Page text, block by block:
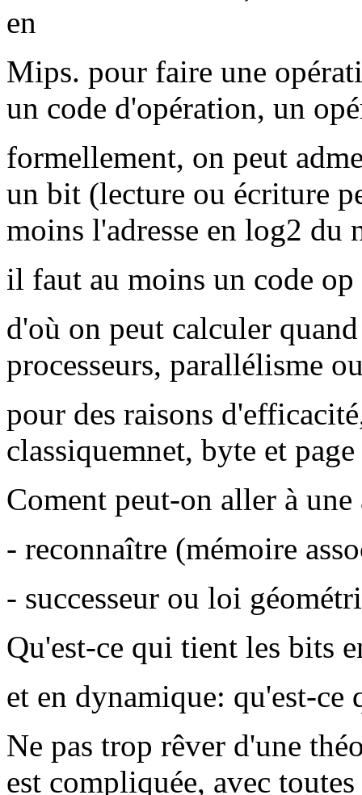
en
Mips. pour faire une
un code d'opération, un
formellement, on peut
un bit (lecture ou écriture
moins l'adresse en log2 du
il faut au moins un code op
d'où on peut calculer
processeurs, parallélisme
pour des raisons
classiquemnet, byte et page
Coment peut-on aller à une
- reconnaître (mémoire
- successeur ou loi
Qu'est-ce qui tient les bits
et en dynamique: qu'est-ce
Ne pas trop rêver d'une
est compliquée, avec